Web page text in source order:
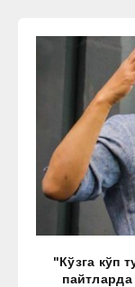
"Кўзга кўп